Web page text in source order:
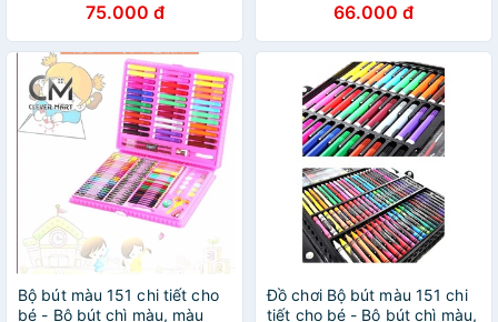
tô màu cho bé làm quà tặng
cho bé
75.000 đ 66.000 đ
Bộ bút màu 151 chi tiết cho
bé - Bộ bút chì màu, màu
Đồ chơi Bộ bút màu 151 chi
tiết cho bé - Bộ bút chì màu,